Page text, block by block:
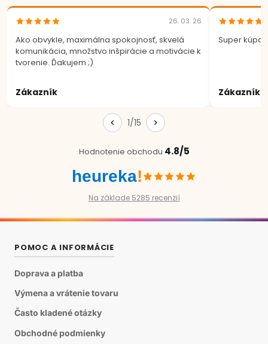
26. 03. 26
Ako obvykle, maximálna spokojnosť, skvelá
komunikácia, množstvo inšpirácie a motivácie k
tvorenie. Ďakujem ;)
Zákazník
Super
Zákazník
1/15
Hodnotenie obchodu 4.8/5
heureka!
Na základe 5285 recenzií
POMOC A INFORMÁCIE
Doprava a platba
Výmena a vrátenie tovaru
Často kladené otázky
Obchodné podmienky